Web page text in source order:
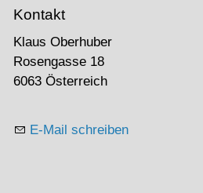
Kontakt
Klaus Oberhuber
Rosengasse 18
6063 Österreich
E-Mail schreiben